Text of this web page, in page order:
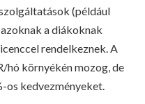
(például
a diákoknak
rendelkeznek. A
hó környékén mozog, de
os kedvezményeket.